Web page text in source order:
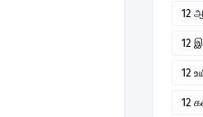
12
12
12
12